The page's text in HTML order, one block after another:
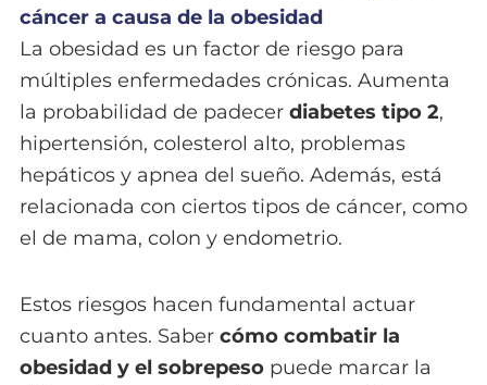
cáncer a causa de la obesidad
La obesidad es un factor de riesgo para
múltiples enfermedades crónicas. Aumenta
la probabilidad de padecer diabetes tipo 2,
hipertensión, colesterol alto, problemas
hepáticos y apnea del sueño. Además, está
relacionada con ciertos tipos de cáncer, como
el de mama, colon y endometrio.
Estos riesgos hacen fundamental actuar
cuanto antes. Saber cómo combatir la
obesidad y el sobrepeso puede marcar la